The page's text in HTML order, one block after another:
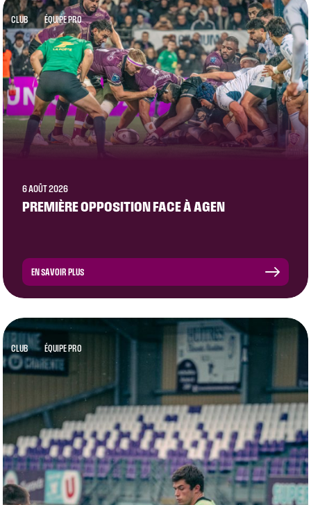
CLUB ÉQUIPE PRO
6 AOÛT 2026
PREMIÈRE OPPOSITION FACE À AGEN
EN SAVOIR PLUS
CLUB ÉQUIPE PRO